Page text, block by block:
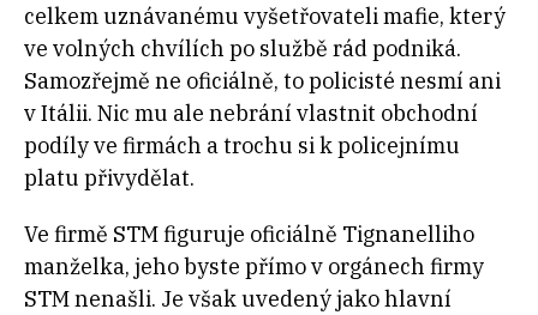
celkem uznávanému vyšetřovateli mafie, který
ve volných chvílích po službě rád podniká.
Samozřejmě ne oficiálně, to policisté nesmí ani
v Itálii. Nic mu ale nebrání vlastnit obchodní
podíly ve firmách a trochu si k policejnímu
platu přivydělat.
Ve firmě STM figuruje oficiálně Tignanelliho
manželka, jeho byste přímo v orgánech firmy
STM nenašli. Je však uvedený jako hlavní